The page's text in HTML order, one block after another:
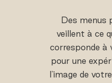
Des menus
veillent à ce
corresponde à
pour une
l'image de